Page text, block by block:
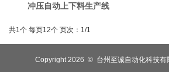
冲压自动上下料生产线
共1个 每页12个 页次：1/1
Copyright 2026 © 台州至诚自动化科技